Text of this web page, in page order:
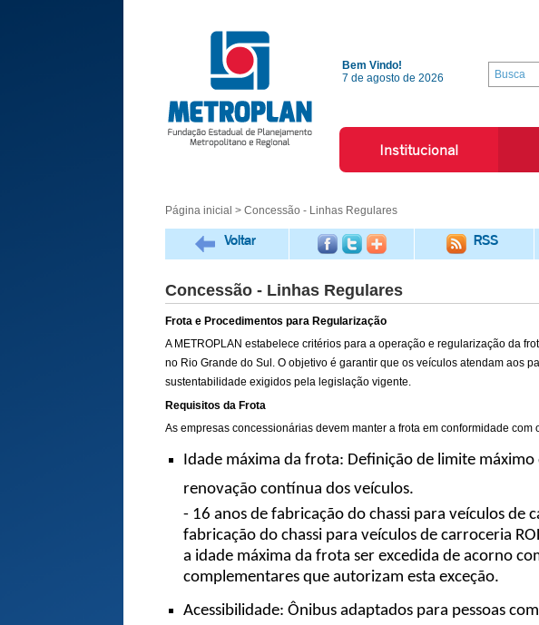
Bem Vindo!
7 de agosto de 2026
Institucional
Página inicial > Concessão - Linhas Regulares
Voltar RSS
Concessão - Linhas Regulares
Frota e Procedimentos para Regularização
A METROPLAN estabelece critérios para a operação e regularização da
no Rio Grande do Sul. O objetivo é garantir que os veículos atendam aos
sustentabilidade exigidos pela legislação vigente.
Requisitos da Frota
As empresas concessionárias devem manter a frota em conformidade com
Idade máxima da frota: Definição de limite
renovação contínua dos veículos.
- 16 anos de fabricação do chassi para veículos de
fabricação do chassi para veículos de carroceria
a idade máxima da frota ser excedida de acorno
complementares que autorizam esta exceção.
Acessibilidade: Ônibus adaptados para pessoas